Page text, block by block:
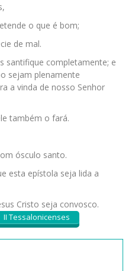
o que é bom;
de mal.
santifique completamente; e
sejam plenamente
a vinda de nosso Senhor
também o fará.
ósculo santo.
esta epístola seja lida a
Cristo seja convosco.
II Tessalonicenses